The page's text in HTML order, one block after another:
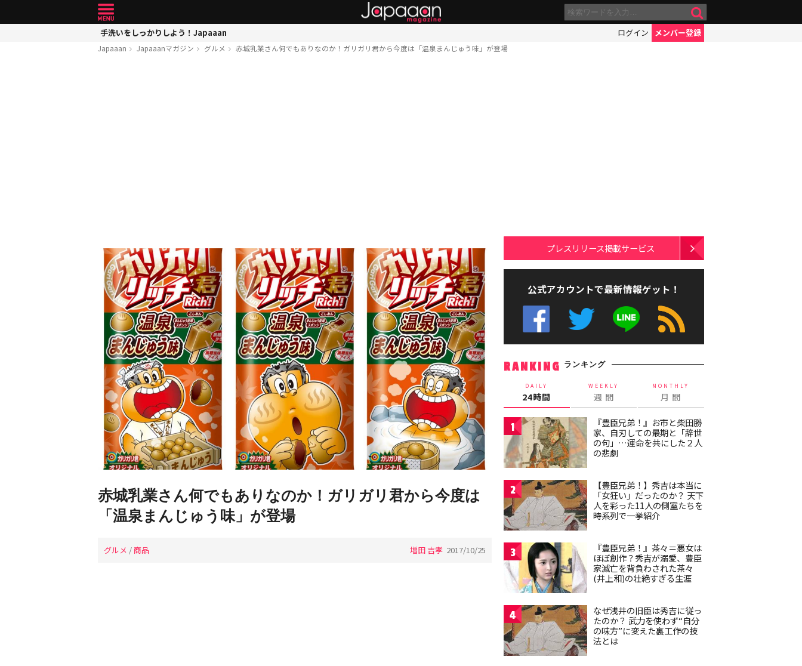
手洗いをしっかりしよう！Japaaan ログイン メンバー登録
Japaaan Japaaanマガジン グルメ 赤城乳業さん何でもありなのか！ガリガリ君から今度は「温泉まんじゅう味」が登場
赤城乳業さん何でもありなのか！ガリガリ君から今度は
「温泉まんじゅう味」が登場
グルメ / 商品 増田 吉孝 2017/10/25
プレスリリース掲載サービス
公式アカウントで最新情報ゲット！
RANKING ランキング
DAILY
24時間
WEEKLY
週 間
MONTHLY
月 間
1
『豊臣兄弟！』お市と柴田勝
家、自刃しての最期と「辞世
の句」…運命を共にした２人
の悲劇
2
【豊臣兄弟！】秀吉は本当に
「女狂い」だったのか？ 天下
人を彩った11人の側室たちを
時系列で一挙紹介
3
『豊臣兄弟！』茶々＝悪女は
ほぼ創作？秀吉が溺愛、豊臣
家滅亡を背負わされた茶々
(井上和)の壮絶すぎる生涯
4
なぜ浅井の旧臣は秀吉に従っ
たのか？ 武力を使わず“自分
の味方”に変えた裏工作の技
法とは